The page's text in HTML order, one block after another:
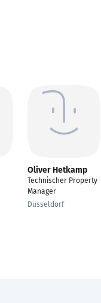
Oliver Hetkamp
Technischer Property
Manager
Düsseldorf